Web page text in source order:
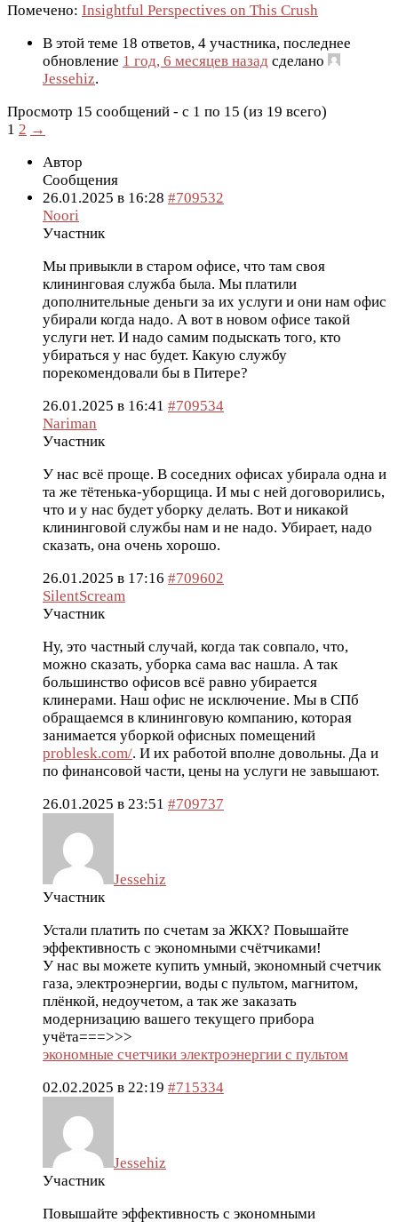
Помечено: Insightful Perspectives on This Crush
В этой теме 18 ответов, 4 участника, последнее
обновление 1 год, 6 месяцев назад сделано
Jessehiz.
Просмотр 15 сообщений - с 1 по 15 (из 19 всего)
1 2 →
Автор
Сообщения
26.01.2025 в 16:28 #709532
Noori
Участник
Мы привыкли в старом офисе, что там своя
клининговая служба была. Мы платили
дополнительные деньги за их услуги и они нам офис
убирали когда надо. А вот в новом офисе такой
услуги нет. И надо самим подыскать того, кто
убираться у нас будет. Какую службу
порекомендовали бы в Питере?
26.01.2025 в 16:41 #709534
Nariman
Участник
У нас всё проще. В соседних офисах убирала одна и
та же тётенька-уборщица. И мы с ней договорились,
что и у нас будет уборку делать. Вот и никакой
клининговой службы нам и не надо. Убирает, надо
сказать, она очень хорошо.
26.01.2025 в 17:16 #709602
SilentScream
Участник
Ну, это частный случай, когда так совпало, что,
можно сказать, уборка сама вас нашла. А так
большинство офисов всё равно убирается
клинерами. Наш офис не исключение. Мы в СПб
обращаемся в клининговую компанию, которая
занимается уборкой офисных помещений
problesk.com/. И их работой вполне довольны. Да и
по финансовой части, цены на услуги не завышают.
26.01.2025 в 23:51 #709737
Jessehiz
Участник
Устали платить по счетам за ЖКХ? Повышайте
эффективность с экономными счётчиками!
У нас вы можете купить умный, экономный счетчик
газа, электроэнергии, воды с пультом, магнитом,
плёнкой, недоучетом, а так же заказать
модернизацию вашего текущего прибора
учёта===>>>
экономные счетчики электроэнергии с пультом
02.02.2025 в 22:19 #715334
Jessehiz
Участник
Повышайте эффективность с экономными